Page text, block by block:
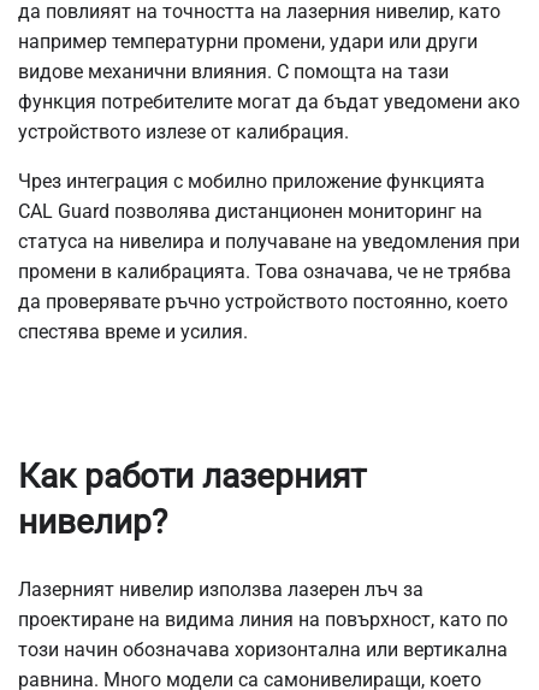
да повлияят на точността на лазерния нивелир, като
например температурни промени, удари или други
видове механични влияния. С помощта на тази
функция потребителите могат да бъдат уведомени ако
устройството излезе от калибрация.
Чрез интеграция с мобилно приложение функцията
CAL Guard позволява дистанционен мониторинг на
статуса на нивелира и получаване на уведомления при
промени в калибрацията. Това означава, че не трябва
да проверявате ръчно устройството постоянно, което
спестява време и усилия.
Как работи лазерният
нивелир?
Лазерният нивелир използва лазерен лъч за
проектиране на видима линия на повърхност, като по
този начин обозначава хоризонтална или вертикална
равнина. Много модели са самонивелиращи, което